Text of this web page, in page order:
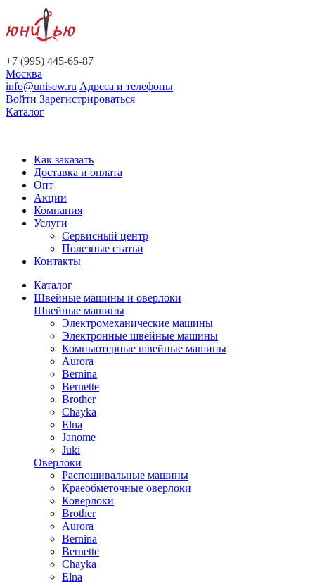
+7 (995) 445-65-87
Москва
info@unisew.ru Адреса и телефоны
Войти Зарегистрироваться
Каталог
Как заказать
Доставка и оплата
Опт
Акции
Компания
Услуги
Сервисный центр
Полезные статьи
Контакты
Каталог
Швейные машины и оверлоки
Швейные машины
Электромеханические машины
Электронные швейные машины
Компьютерные швейные машины
Aurora
Bernina
Bernette
Brother
Chayka
Elna
Janome
Juki
Оверлоки
Распошивальные машины
Краеобметочные оверлоки
Коверлоки
Brother
Aurora
Bernina
Bernette
Chayka
Elna